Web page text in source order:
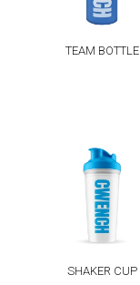
TEAM BOTTLE
SHAKER CUP